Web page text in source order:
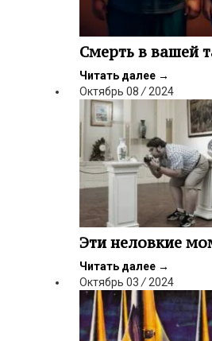
Смерть в вашей
Читать далее →
Октябрь 08 / 2024
Эти неловкие
Читать далее →
Октябрь 03 / 2024